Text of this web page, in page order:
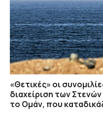
«Θετικές» οι
διαχείριση των
το Ομάν, που